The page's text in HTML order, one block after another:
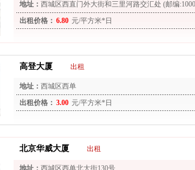
地址： 西城区西直门外大街和三里河路交汇处 (邮编
出租价格： 6.80 元/平方米*日
高登大厦 出租
地址： 西城区西单
出租价格： 3.00 元/平方米*日
北京华威大厦 出租
地址： 西城区西单北大街130号